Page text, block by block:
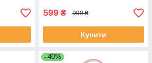
599 ₴ 999 ₴
Купити
–40%